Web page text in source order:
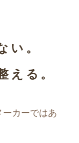
い。
える。
カーではあ